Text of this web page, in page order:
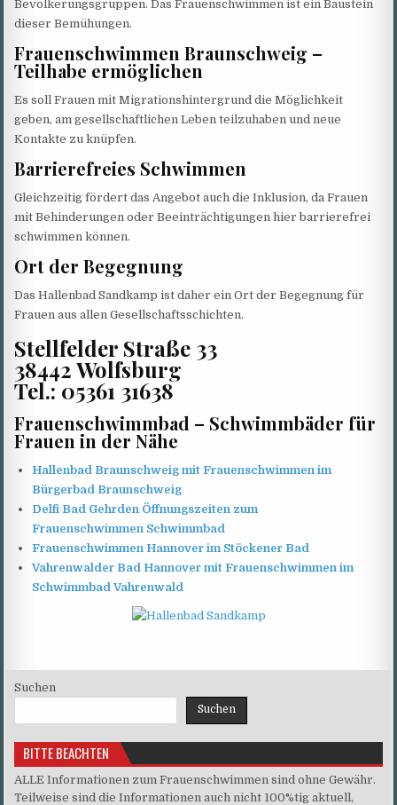
Bevölkerungsgruppen. Das Frauenschwimmen ist ein Baustein
dieser Bemühungen.
Frauenschwimmen Braunschweig –
Teilhabe ermöglichen
Es soll Frauen mit Migrationshintergrund die Möglichkeit
geben, am gesellschaftlichen Leben teilzuhaben und neue
Kontakte zu knüpfen.
Barrierefreies Schwimmen
Gleichzeitig fördert das Angebot auch die Inklusion, da Frauen
mit Behinderungen oder Beeinträchtigungen hier barrierefrei
schwimmen können.
Ort der Begegnung
Das Hallenbad Sandkamp ist daher ein Ort der Begegnung für
Frauen aus allen Gesellschaftsschichten.
Stellfelder Straße 33
38442 Wolfsburg
Tel.: 05361 31638
Frauenschwimmbad – Schwimmbäder für
Frauen in der Nähe
Hallenbad Braunschweig mit Frauenschwimmen im
Bürgerbad Braunschweig
Delfi Bad Gehrden Öffnungszeiten zum
Frauenschwimmen Schwimmbad
Frauenschwimmen Hannover im Stöckener Bad
Vahrenwalder Bad Hannover mit Frauenschwimmen im
Schwimmbad Vahrenwald
Suchen
Suchen
BITTE BEACHTEN
ALLE Informationen zum Frauenschwimmen sind ohne Gewähr.
Teilweise sind die Informationen auch nicht 100%tig aktuell,